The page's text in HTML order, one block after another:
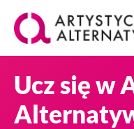
Ucz się w